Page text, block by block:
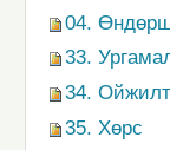
04.
33.
34. Ойжилт
35. Хөрс